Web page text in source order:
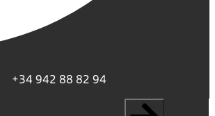
+34 942 88 82 94